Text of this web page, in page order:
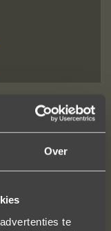
Over
te
MEDIA